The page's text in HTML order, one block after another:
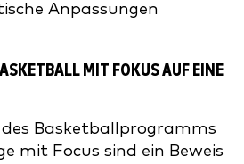
Anpassungen
MIT FOKUS AUF EINE
Basketballprogramms
mit Focus sind ein Beweis